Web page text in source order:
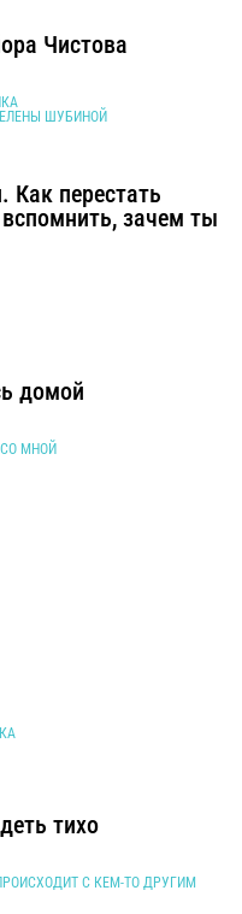
Чистова
ШУБИНОЙ
перестать
зачем ты
домой
МНОЙ
тихо
ПРОИСХОДИТ С КЕМ-ТО ДРУГИМ